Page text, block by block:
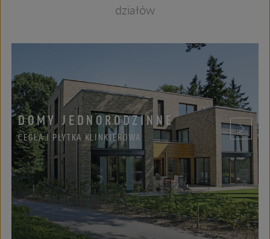
działów
DOMY JEDNORODZINNE
CEGŁA I PŁYTKA KLINKIEROWA